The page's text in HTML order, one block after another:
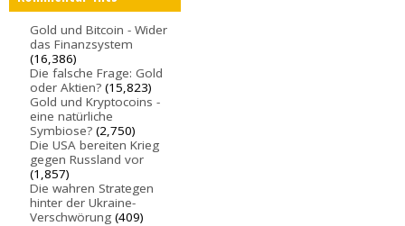
Gold und Bitcoin - Wider
das Finanzsystem
(16,386)
Die falsche Frage: Gold
oder Aktien? (15,823)
Gold und Kryptocoins -
eine natürliche
Symbiose? (2,750)
Die USA bereiten Krieg
gegen Russland vor
(1,857)
Die wahren Strategen
hinter der Ukraine-
Verschwörung (409)